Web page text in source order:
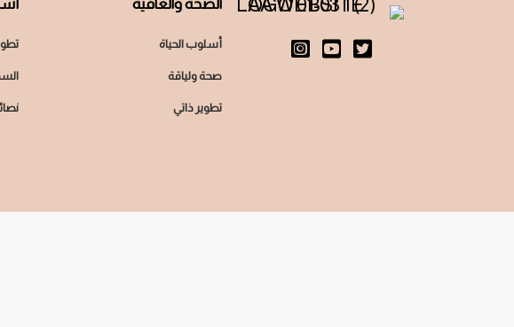
الصحة والعافية
أسلوب الحياة
صحة ولياقة
تطوير ذاتي